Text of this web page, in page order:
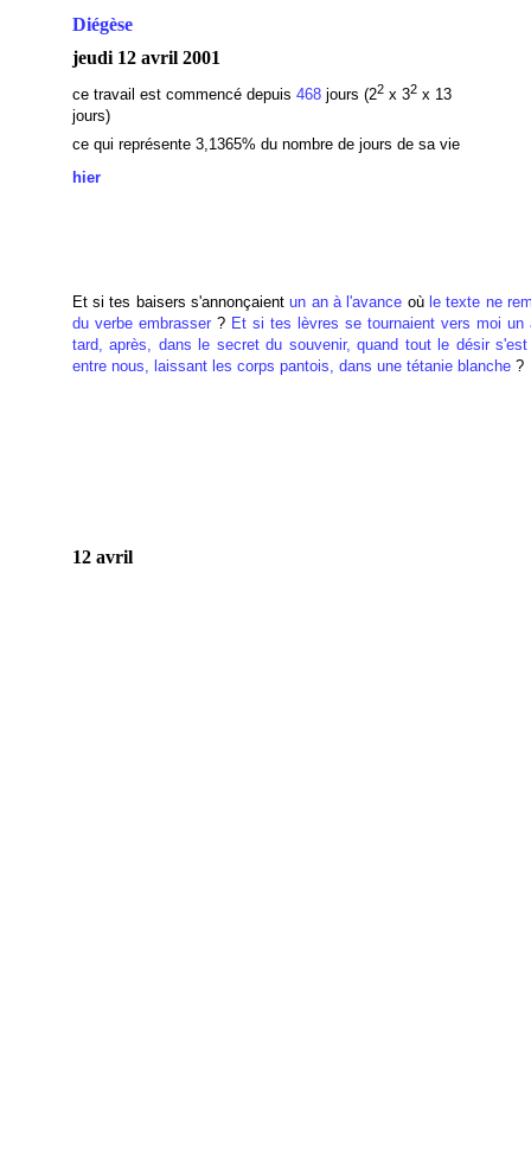
Diégèse
jeudi 12 avril 2001
ce travail est commencé depuis 468jours (22x 32x 13
jours)
ce qui représente 3,1365% du nombre de jours de sa vie
hier
Et si tes baisers s'annonçaientun an à l'avance où le texte ne
du verbe embrasser? Et si tes lèvres se tournaient vers moi un
tard, après, dans le secret du souvenir, quand tout le désir s'est
entre nous, laissant les corps pantois, dans une tétanie blanche?
12 avril